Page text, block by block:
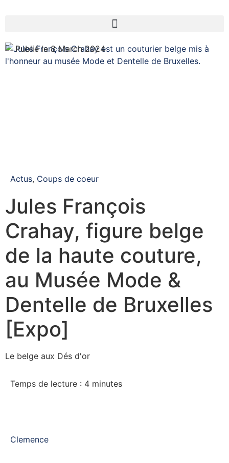
Actus, Coups de coeur
Jules François
Crahay, figure belge
de la haute couture,
au Musée Mode &
Dentelle de Bruxelles
[Expo]
Le belge aux Dés d'or
Clemence
Temps de lecture : 4 minutes
Publié le 8 March 2024